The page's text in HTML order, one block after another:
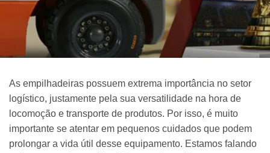
Ã
O
As empilhadeiras possuem extrema importância no setor
logístico, justamente pela sua versatilidade na hora de
locomoção e transporte de produtos. Por isso, é muito
importante se atentar em pequenos cuidados que podem
prolongar a vida útil desse equipamento. Estamos falando